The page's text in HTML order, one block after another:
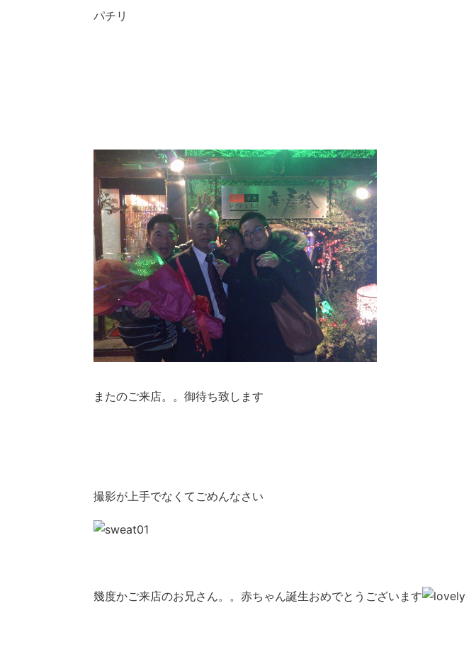
パチリ
またのご来店。。御待ち致します
撮影が上手でなくてごめんなさい
幾度かご来店のお兄さん。。赤ちゃん誕生おめでとうございます